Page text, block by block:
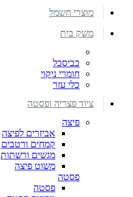
מוצרי חשמל
משק בית
כביסכל
חומרי ניקוי
כלי עזר
ציוד פצריה ופסטה
פיצה
אביזרים לפיצה
קמחים ורטבים
מגשים ורשתות
משוט פיצה
פסטה
פסטה